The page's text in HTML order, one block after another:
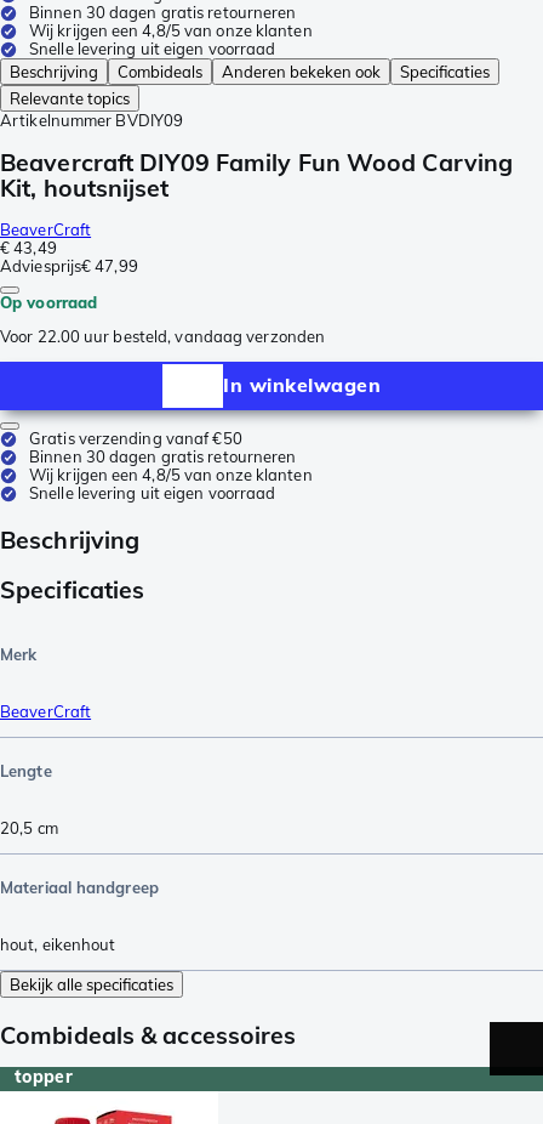
Binnen 30 dagen gratis retourneren
Wij krijgen een 4,8/5 van onze klanten
Snelle levering uit eigen voorraad
Beschrijving
Combideals Anderen bekeken ook
Specificaties
Relevante topics
Artikelnummer BVDIY09
Beavercraft DIY09 Family Fun Wood Carving
Kit, houtsnijset
BeaverCraft
€ 43,49
Adviesprijs€ 47,99
Op voorraad
Voor 22.00 uur besteld, vandaag verzonden
In winkelwagen
Gratis verzending vanaf €50
Binnen 30 dagen gratis retourneren
Wij krijgen een 4,8/5 van onze klanten
Snelle levering uit eigen voorraad
Beschrijving
Specificaties
Merk
BeaverCraft
Lengte
20,5 cm
Materiaal handgreep
hout, eikenhout
Bekijk alle specificaties
Combideals & accessoires
topper